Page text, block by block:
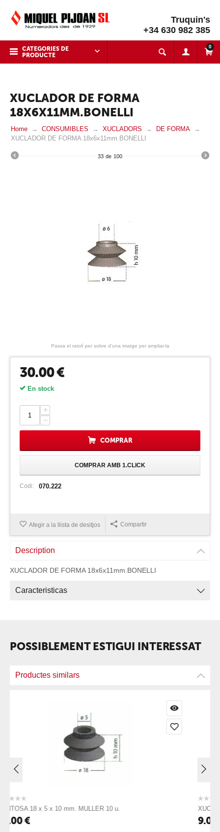
Truquin's
+34 630 982 385
CATEGORIES DE
PRODUCTE
0
XUCLADOR DE FORMA
18X6X11MM.BONELLI
Home CONSUMIBLES XUCLADORS
DE FORMA
XUCLADOR DE FORMA 18x6x11mm.BONELLI
33 de 100
Passa el ratolí per sobre d'una imatge per ampliar-la
30.00€
En stock
+
−
COMPRAR
COMPRAR AMB 1.CLICK
Codi: 070.222
Afegir a la llista de desitjos Compartir
Description
XUCLADOR DE FORMA 18x6x11mm.BONELLI
Caracteristicas
POSSIBLEMENT ESTIGUI INTERESSAT
Productes similars
10 u. XUCLADOR 19x7x7 mm. AB/DICK 10